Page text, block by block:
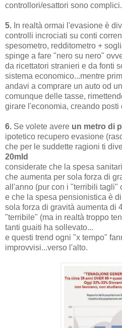
controllori/esattori sono complici.
5. In realtà ormai l'evasione è
controlli incrociati su conti
spesometro, redditometro +
spinge a fare "nero su nero"
da ricettatori stranieri e da fonti
sistema economico...mentre
andavi a comprare un auto od
comunque delle tasse,
girare l'economia, creando posti
6. Se volete avere un metro di
ipotetico recupero evasione
che per le suddette ragioni ti
20mld
considerate che la spesa
che aumenta per sola forza di
all'anno (pur con i "terribili tagli"
e che la spesa pensionistica è
sola forza di gravità aumenta di
"terribile" (ma in realtà troppo
tanti guaiti ha sollevato...
e questi trend ogni "x tempo"
improvvisi...verso l'alto.